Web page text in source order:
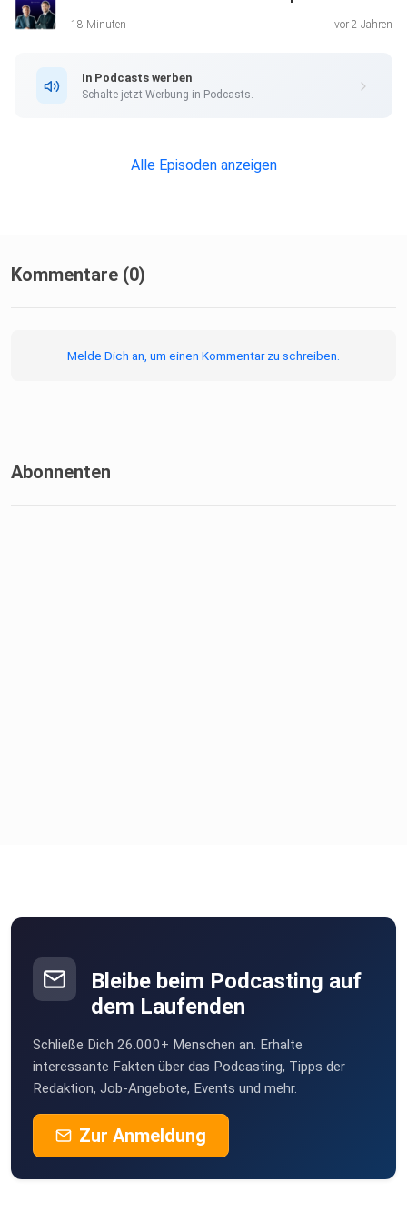
getrackten18 Minuten vor 2 Jahren
In Podcasts werben
Schalte jetzt Werbung in Podcasts.
Alle Episoden anzeigen
Kommentare (0)
Melde Dich an, um einen Kommentar zu schreiben.
Abonnenten
Bleibe beim Podcasting auf
dem Laufenden
Schließe Dich 26.000+ Menschen an. Erhalte
interessante Fakten über das Podcasting, Tipps der
Redaktion, Job-Angebote, Events und mehr.
Zur Anmeldung